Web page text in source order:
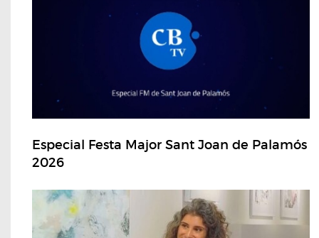
Especial Festa Major Sant Joan de Palamós
2026